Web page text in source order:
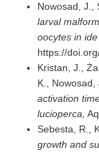
Nowosad, J.,
larval
oocytes in
https://
Kristan, J.,
K.,
activation
lucioperca,
Sebesta, R.,
growth and